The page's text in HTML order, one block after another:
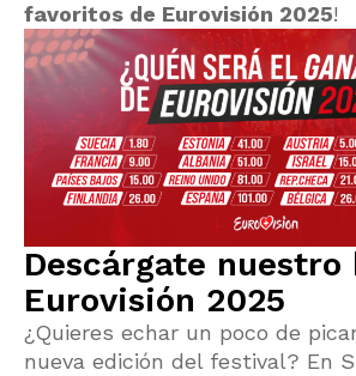
favoritos de Eurovisión 2025!
Descárgate nuestro
Eurovisión 2025
¿Quieres echar un poco de
nueva edición del festival? En